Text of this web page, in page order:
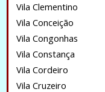
Vila Clementino
Vila Conceição
Vila Congonhas
Vila Constança
Vila Cordeiro
Vila Cruzeiro